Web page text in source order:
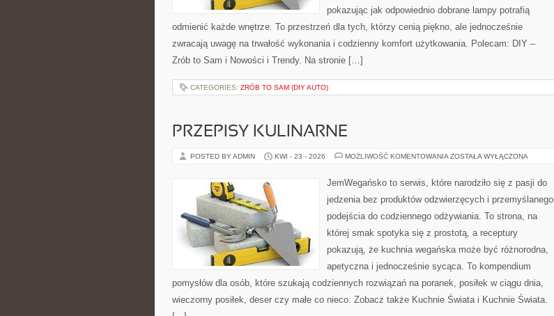
pokazując jak odpowiednio dobrane lampy potrafią
odmienić każde wnętrze. To przestrzeń dla tych, którzy cenią piękno, ale jednocześnie
zwracają uwagę na trwałość wykonania i codzienny komfort użytkowania. Polecam: DIY –
Zrób to Sam i Nowości i Trendy. Na stronie […]
CATEGORIES: ZRÓB TO SAM (DIY AUTO)
PRZEPISY KULINARNE
POSTED BY ADMIN KWI - 23 - 2026 MOŻLIWOŚĆ KOMENTOWANIA PRZEPISY
ZOSTAŁA WYŁĄCZONA
JemWegańsko to serwis, które narodziło się z pasji do
jedzenia bez produktów odzwierzęcych i przemyślanego
podejścia do codziennego odżywiania. To strona, na
której smak spotyka się z prostotą, a receptury
pokazują, że kuchnia wegańska może być różnorodna,
apetyczna i jednocześnie sycąca. To kompendium
pomysłów dla osób, które szukają codziennych rozwiązań na poranek, posiłek w ciągu dnia,
wieczorny posiłek, deser czy małe co nieco. Zobacz także Kuchnie Świata i Kuchnie Świata.